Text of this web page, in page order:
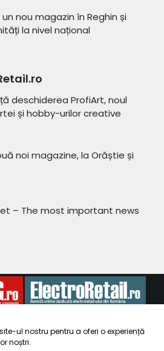
ul nostru pentru a oferi o experiență
noștri.
un nou magazin în Reghin și
la nivel național
deschiderea ProfiArt, noul
și hobby-urilor creative
noi magazine, la Orăștie și
– The most important news